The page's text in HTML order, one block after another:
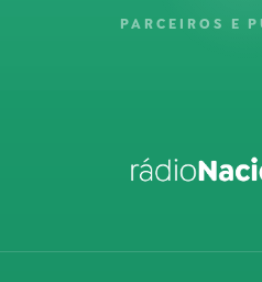
PARCEIROS E